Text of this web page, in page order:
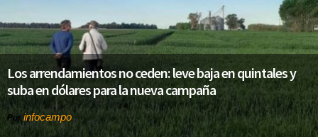
Los arrendamientos no ceden: leve baja en quintales y
suba en dólares para la nueva campaña
Por infocampo